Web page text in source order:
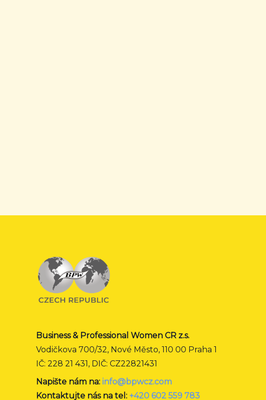
Business & Professional Women CR z.s.
Vodičkova 700/32, Nové Město, 110 00 Praha 1
IČ: 228 21 431, DIČ: CZ22821431
Napište nám na: info@bpwcz.com
Kontaktujte nás na tel: +420 602 559 783